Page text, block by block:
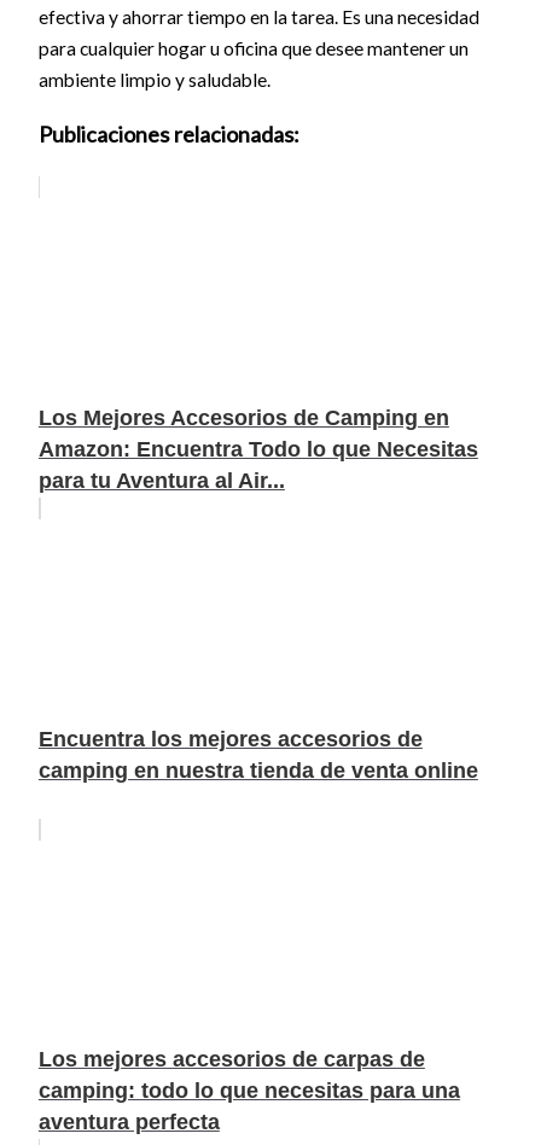
efectiva y ahorrar tiempo en la tarea. Es una necesidad
para cualquier hogar u oficina que desee mantener un
ambiente limpio y saludable.
Publicaciones relacionadas:
Los Mejores Accesorios de Camping en
Amazon: Encuentra Todo lo que Necesitas
para tu Aventura al Air...
Encuentra los mejores accesorios de
camping en nuestra tienda de venta online
Los mejores accesorios de carpas de
camping: todo lo que necesitas para una
aventura perfecta